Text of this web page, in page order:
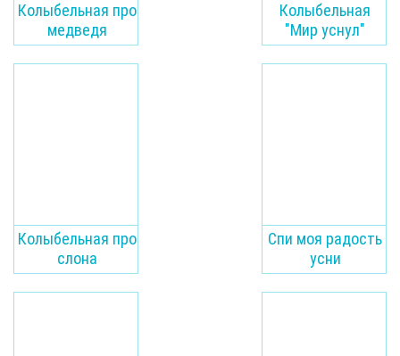
Колыбельная про
медведя
Колыбельная
"Мир уснул"
Колыбельная про
слона
Спи моя радость
усни